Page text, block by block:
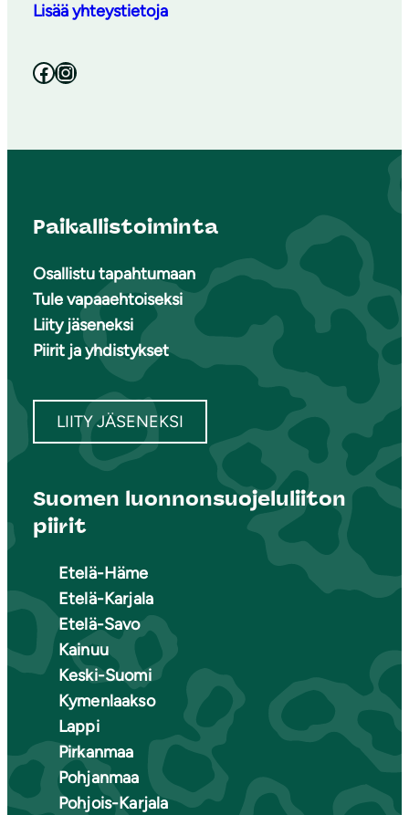
Lisää yhteystietoja
Facebook Instagram
Paikallistoiminta
Osallistu tapahtumaan
Tule vapaaehtoiseksi
Liity jäseneksi
Piirit ja yhdistykset
LIITY JÄSENEKSI
Suomen luonnonsuojeluliiton
piirit
Etelä-Häme
Etelä-Karjala
Etelä-Savo
Kainuu
Keski-Suomi
Kymenlaakso
Lappi
Pirkanmaa
Pohjanmaa
Pohjois-Karjala